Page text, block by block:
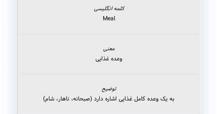
Meal
وعده غذایی
به یک وعده کامل غذایی اشاره دارد (صبحانه، ناهار، شام)